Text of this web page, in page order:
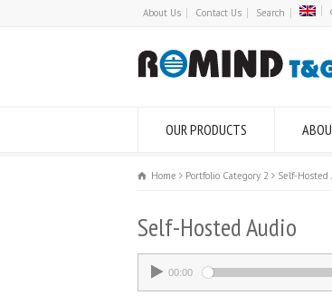
About Us Contact Us Search
OUR PRODUCTS
Home Portfolio Category 2 Self-Hosted
Self-Hosted Audio
00:00